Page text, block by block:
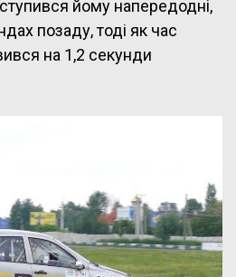
йому напередодні,
позаду, тоді як час
на 1,2 секунди